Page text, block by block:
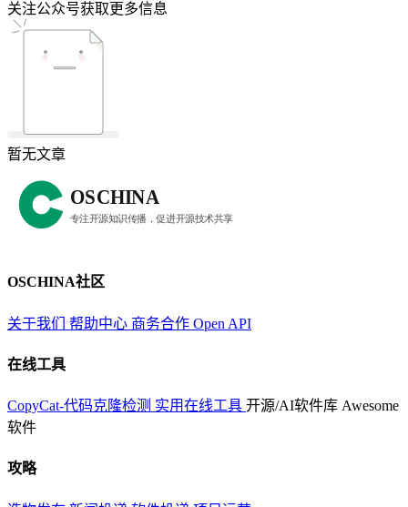
关注公众号获取更多信息
暂无文章
OSCHINA社区
关于我们 帮助中心 商务合作 Open API
在线工具
CopyCat-代码克隆检测 实用在线工具 开源/AI软件库 Awesome
软件
攻略